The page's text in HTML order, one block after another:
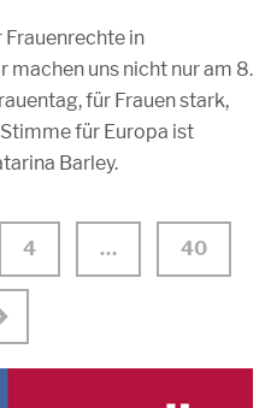
in
machen uns nicht nur am 8.
für Frauen stark,
für Europa ist
Barley.
4 … 40